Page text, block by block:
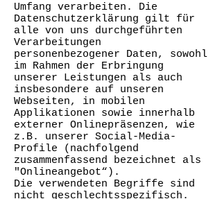
Umfang verarbeiten. Die
Datenschutzerklärung gilt für
alle von uns durchgeführten
Verarbeitungen
personenbezogener Daten, sowohl
im Rahmen der Erbringung
unserer Leistungen als auch
insbesondere auf unseren
Webseiten, in mobilen
Applikationen sowie innerhalb
externer Onlinepräsenzen, wie
z.B. unserer Social-Media-
Profile (nachfolgend
zusammenfassend bezeichnet als
"Onlineangebot“).
Die verwendeten Begriffe sind
nicht geschlechtsspezifisch.